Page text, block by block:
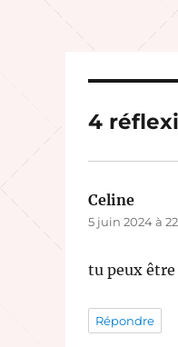
4
Celine
5 juin 2024 à
tu peux
Répondre